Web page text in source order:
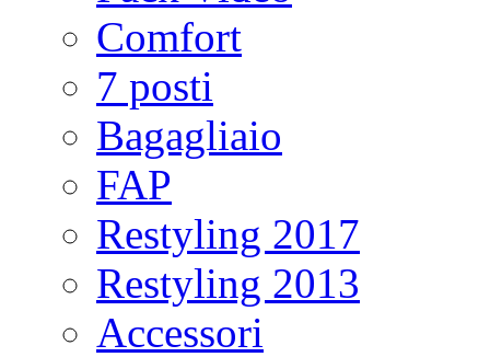
Comfort
7 posti
Bagagliaio
FAP
Restyling 2017
Restyling 2013
Accessori